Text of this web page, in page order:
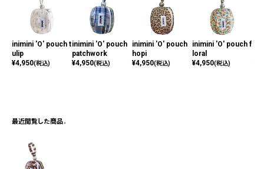
inimini 'O' pouch t
ulip
¥4,950(税込)
inimini 'O' pouch
patchwork
¥4,950(税込)
inimini 'O' pouch
hopi
¥4,950(税込)
inimini 'O' pouch f
loral
¥4,950(税込)
最近閲覧した商品